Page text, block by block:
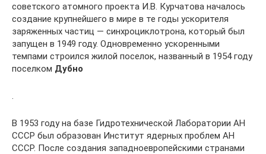
советского атомного проекта И.В. Курчатова началось
создание крупнейшего в мире в те годы ускорителя
заряженных частиц — синхроциклотрона, который был
запущен в 1949 году. Одновременно ускоренными
темпами строился жилой поселок, названный в 1954 году
поселком Дубно
В 1953 году на базе Гидротехнической Лаборатории АН
СССР был образован Институт ядерных проблем АН
СССР. После создания западноевропейскими странами